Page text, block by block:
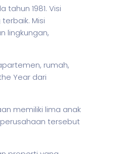
1981. Visi
Misi
lingkungan,
rumah,
Year dari
memiliki lima anak
perusahaan tersebut